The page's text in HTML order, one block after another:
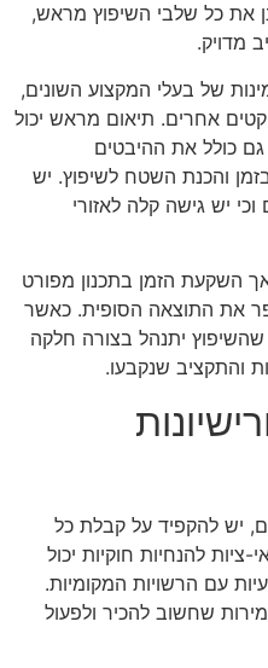
את כל שלבי השיפוץ מראש,
מדויק.
של בעלי המקצוע השונים,
אחרים. תיאום מראש יכול
גם כולל את ההיבטים
והכנת השטח לשיפוץ. יש
יש גישה קלה לאזורי
השקעת הזמן בתכנון מפורט
את התוצאה הסופית. כאשר
יתנהל בצורה חלקה
והתקציב שנקבעו.
יש להקפיד על קבלת כל
ציות להנחיות חוקיות יכול
עם הרשויות המקומיות.
שחשוב להכיר ולפעול